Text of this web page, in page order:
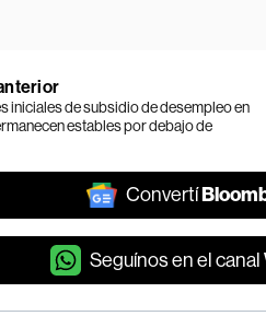
iniciales de subsidio de desempleo en
estables por debajo de
Convertí
Seguínos en el canal